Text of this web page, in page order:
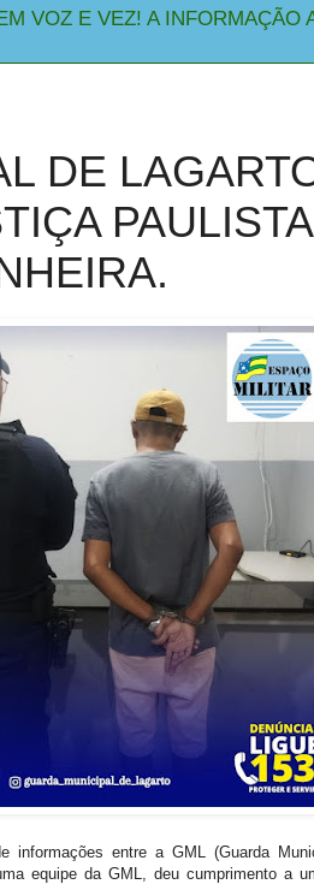
VOZ E VEZ! A INFORMAÇÃO
DE
informações entre a GML (Guarda
equipe da GML, deu cumprimento a